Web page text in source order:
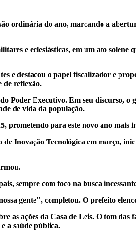
ordinária do ano, marcando a
e eclesiásticas, em um ato
e destacou o papel fiscalizador e
de reflexão.
Poder Executivo. Em seu discurso,
de vida da população.
prometendo para este novo ano mais
Inovação Tecnológica em março,
sempre com foco na busca
gente", completou. O prefeito
as ações da Casa de Leis. O tom
a saúde pública.